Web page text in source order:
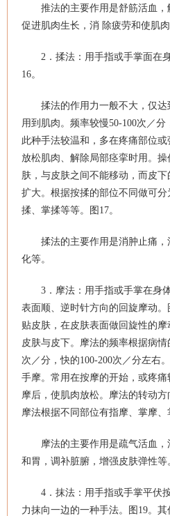
推法的主要作用是舒筋活血，
促进肌肉生长，消 除疲劳和使肌肉
2．揉法：用手指或手掌面在
16。
揉法的作用力一般不大，仅
用到肌肉。频率较慢50-100次／分
此种手法较温和，多在疼痛部位
放松肌肉、解除局部痉挛时用。
肤，与皮肤之间不能移动，而皮
扩大。根据按揉的部位不同做可
揉、掌揉等等。图17。
揉法的主要作用是消肿止痛
化等。
3．摩法：用手指或手掌在身
表面顺、逆时针方向的回旋摩动
贴皮肤，在皮肤表面做回旋性的
皮肤与皮下。摩法的频率根据病
次／分，快的100-200次／分左右
手摩。常用在按摩的开始，或疼
摩后，使肌肉放松。摩法的转动方
摩法根据不同部位有指摩、掌摩、
摩法的主要作用是疏气活血
和胃，调补脏腑，增强皮肤弹性等
4．抹法：用手指或手掌平伏
力抹向一边的一种手法。图19。